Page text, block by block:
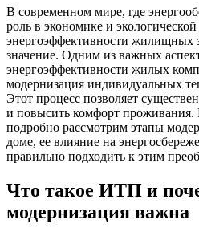
В современном мире, где
роль в экономике и
энергоэффективности жилищных
значение. Одним из важных
энергоэффективности жилых
модернизация индивидуальных
Этот процесс позволяет
и повысить комфорт проживания.
подробно рассмотрим этапы
доме, ее влияние на
правильно подходить к этим
Что такое ИТП и
модернизация важна